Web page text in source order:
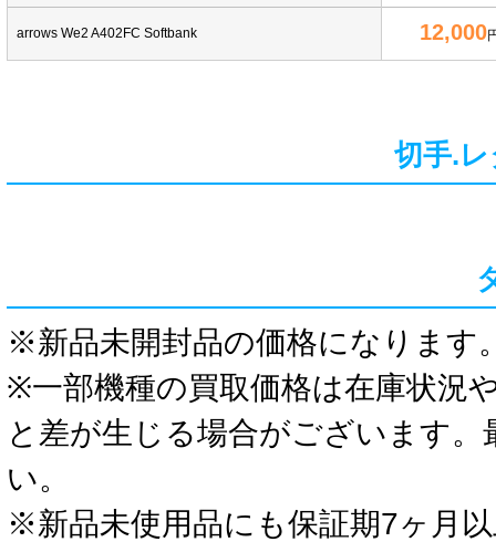
arrows We2 A402FC Softbank 12,000
切手.
※新品未開封品の価格になります
※一部機種の買取価格は在庫状況
と差が生じる場合がございます
い。
※新品未使用品にも保証期7ヶ月